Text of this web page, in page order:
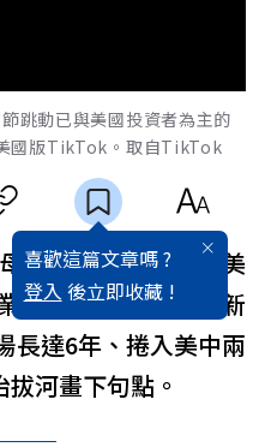
跳動已與美國投資者為主的
國版TikTok。取自TikTok
喜歡這篇文章嗎 ?
登入 後立即收藏 !
公司字節跳動 已與美
簽妥協議，成立全新
長達6年、捲入美中兩
河畫下句點。